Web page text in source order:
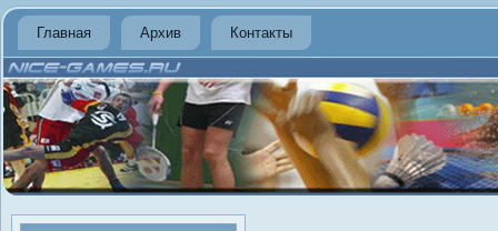
Главная Архив Контакты